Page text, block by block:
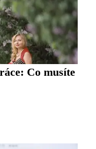
Co musíte